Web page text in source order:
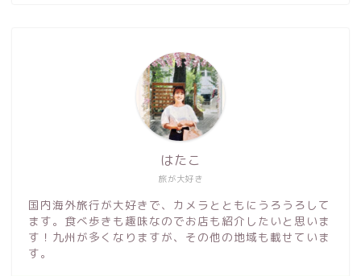
旅が大好き
はたこ
国内海外旅行が大好きで、カメラとともにうろうろして
ます。食べ歩きも趣味なのでお店も紹介したいと思いま
す！九州が多くなりますが、その他の地域も載せていま
す。